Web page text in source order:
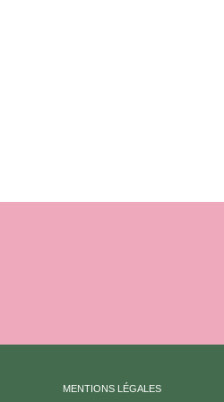
MENTIONS LÉGALES